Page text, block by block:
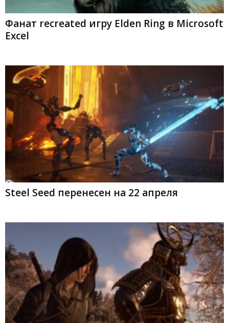
Фанат recreated игру Elden Ring в Microsoft
Excel
Steel Seed перенесен на 22 апреля